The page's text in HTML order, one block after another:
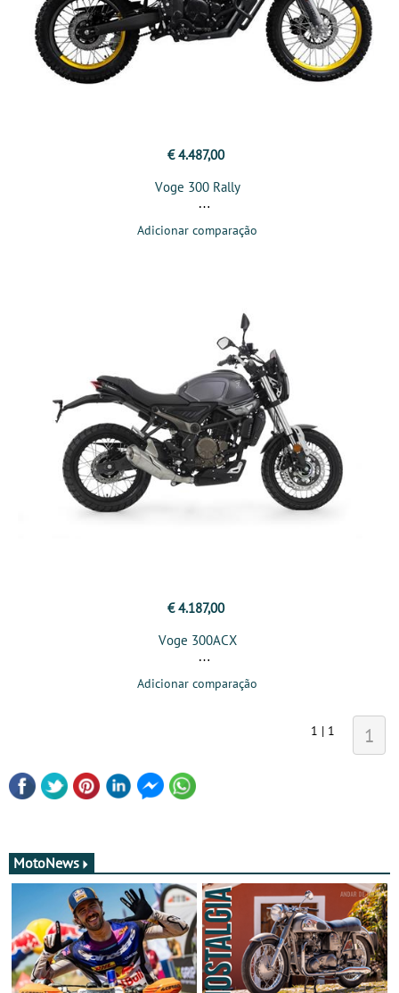
€ 4.487,00
Voge 300 Rally
Adicionar comparação
€ 4.187,00
Voge 300ACX
Adicionar comparação
1 | 1 1
MotoNews